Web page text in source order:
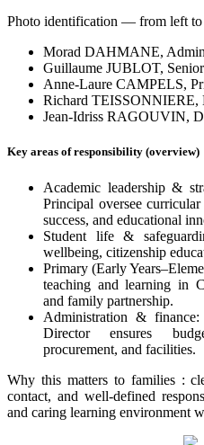
Photo identification — from left to
Morad DAHMANE,
Guillaume JUBLOT,
Anne-Laure CAMPELS,
Richard TEISSONNIERE,
Jean-Idriss RAGOUVIN,
Key areas of responsibility (overview)
Academic leadership &
Principal oversee curricular
success, and educational
Student life &
wellbeing, citizenship
Primary (Early
teaching and learning in
and family partnership.
Administration &
Director ensures
procurement, and facilities.
Why this matters to families :
contact, and well-defined
and caring learning environment